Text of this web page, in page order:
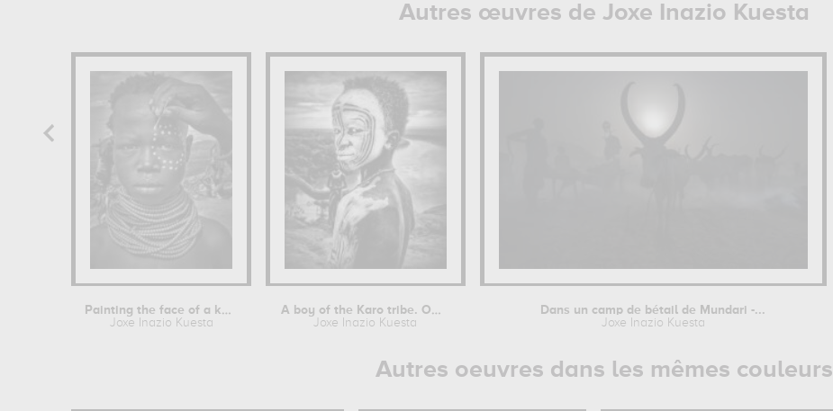
Autres œuvres de Joxe Inazio Kuesta
Painting the face of a karo tribe...
Joxe Inazio Kuesta
A boy of the Karo tribe. Omo Valley...
Joxe Inazio Kuesta
Dans un camp de bétail de Mundari -...
Joxe Inazio Kuesta
Autres oeuvres dans les mêmes couleurs